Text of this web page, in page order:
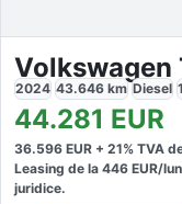
2024 43.646 km Diesel
44.281 EUR
36.596 EUR + 21% TVA
Leasing de la 446 EUR/
juridice.